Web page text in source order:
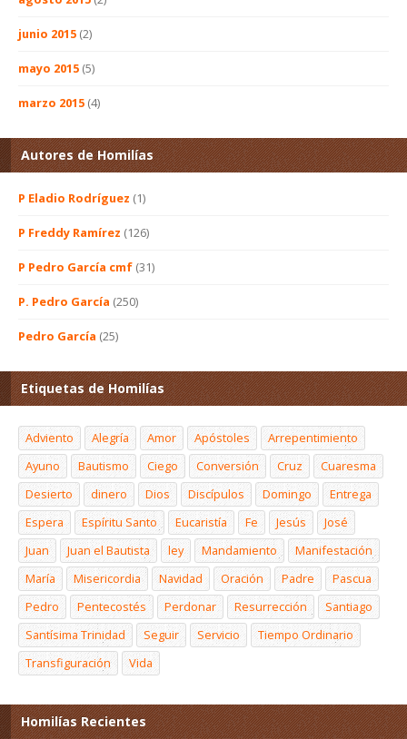
junio 2015 (2)
mayo 2015 (5)
marzo 2015 (4)
Autores de Homilías
P Eladio Rodríguez (1)
P Freddy Ramírez (126)
P Pedro García cmf (31)
P. Pedro García (250)
Pedro García (25)
Etiquetas de Homilías
Adviento Alegría Amor Apóstoles
Arrepentimiento
Ayuno
Bautismo Ciego Conversión Cruz
Cuaresma
Desierto
dinero Dios Discípulos Domingo
Entrega
Espera
Espíritu Santo Eucaristía Fe Jesús
José
Juan
Juan el Bautista ley Mandamiento
Manifestación
María
Misericordia Navidad Oración Padre
Pascua
Pedro
Pentecostés Perdonar Resurrección
Santiago
Santísima Trinidad
Seguir Servicio
Tiempo Ordinario
Transfiguración
Vida
Homilías Recientes